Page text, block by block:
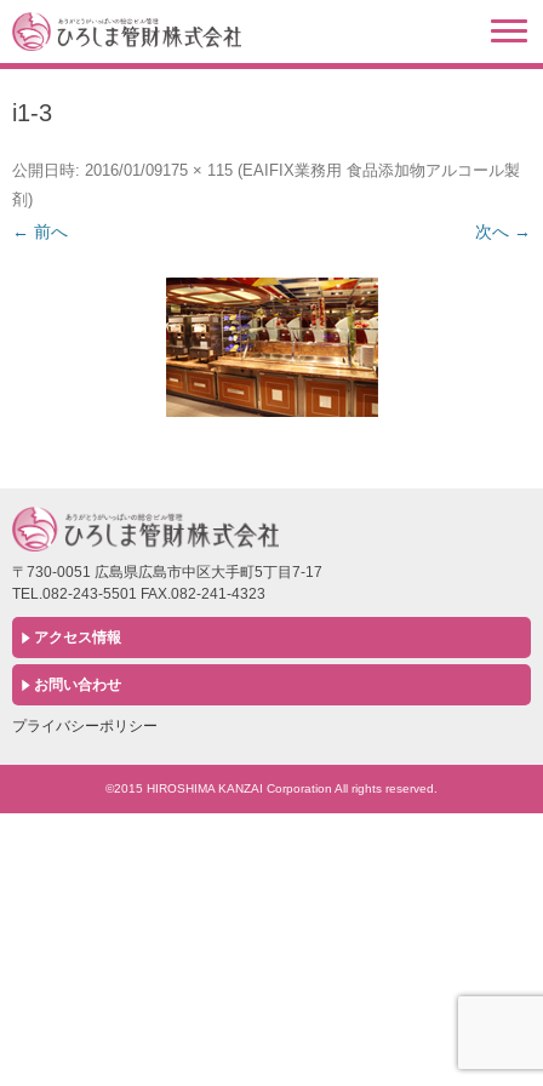
i1-3
公開日時: 2016/01/09175 × 115 (EAIFIX業務用 食品添加物アルコール製
剤 )
← 前へ 次へ →
〒730-0051 広島県広島市中区大手町5丁目7-17
TEL.082-243-5501 FAX.082-241-4323
アクセス情報
お問い合わせ
プライバシーポリシー
©2015 HIROSHIMA KANZAI Corporation All rights reserved.